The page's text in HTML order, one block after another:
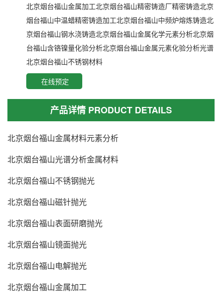
北京烟台福山金属加工北京烟台福山精密铸造厂精密铸造北京
烟台福山中温蜡精密铸造加工北京烟台福山中频炉熔炼铸造北
京烟台福山钢水浇铸造北京烟台福山金属化学元素分析北京烟
台福山含铬镍量化验分析北京烟台福山金属元素化验分析光谱
北京烟台福山不锈钢材料
在线预定
产品详情 PRODUCT DETAILS
北京烟台福山金属材料元素分析
北京烟台福山光谱分析金属材料
北京烟台福山不锈钢抛光
北京烟台福山磁针抛光
北京烟台福山表面研磨抛光
北京烟台福山镜面抛光
北京烟台福山电解抛光
北京烟台福山金属加工